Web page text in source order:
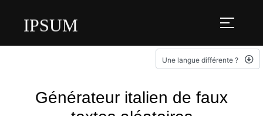
IPSUM
Une langue différente ?
Générateur italien de faux